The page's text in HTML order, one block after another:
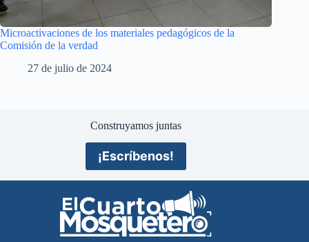
Microactivaciones de los materiales pedagógicos de la
Comisión de la verdad
27 de julio de 2024
Construyamos juntas
¡Escríbenos!